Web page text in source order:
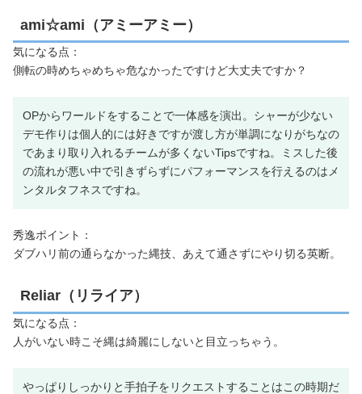
ami☆ami（アミーアミー）
気になる点：
側転の時めちゃめちゃ危なかったですけど大丈夫ですか？
OPからワールドをすることで一体感を演出。シャーが少ない
デモ作りは個人的には好きですが渡し方が単調になりがちなの
であまり取り入れるチームが多くないTipsですね。ミスした後
の流れが悪い中で引きずらずにパフォーマンスを行えるのはメ
ンタルタフネスですね。
秀逸ポイント：
ダブハリ前の通らなかった縄技、あえて通さずにやり切る英断。
Reliar（リライア）
気になる点：
人がいない時こそ縄は綺麗にしないと目立っちゃう。
やっぱりしっかりと手拍子をリクエストすることはこの時期だ